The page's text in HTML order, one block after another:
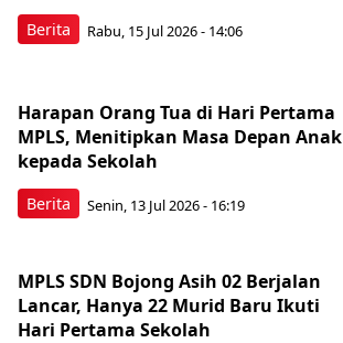
Berita Rabu, 15 Jul 2026 - 14:06
Berita
Harapan Orang Tua di Hari Pertama
MPLS, Menitipkan Masa Depan Anak
kepada Sekolah
Senin, 13 Jul 2026 - 16:19
MPLS SDN Bojong Asih 02 Berjalan
Lancar, Hanya 22 Murid Baru Ikuti
Hari Pertama Sekolah